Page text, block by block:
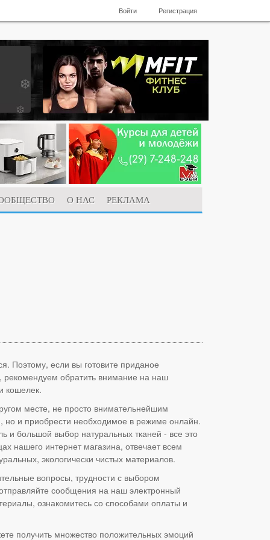
Войти Регистрация
О НАС
РЕКЛАМА
Поэтому, если вы готовите приданое
рекомендуем обратить внимание на наш
кошелек.
месте, не просто внимательнейшим
но и приобрести необходимое в режиме онлайн.
и большой выбор натуральных тканей - все это
нашего интернет магазина, отвечает всем
экологически чистых материалов.
вопросы, трудности с выбором
сообщения на наш электронный
ознакомитесь со способами оплаты и
получить множество положительных эмоций